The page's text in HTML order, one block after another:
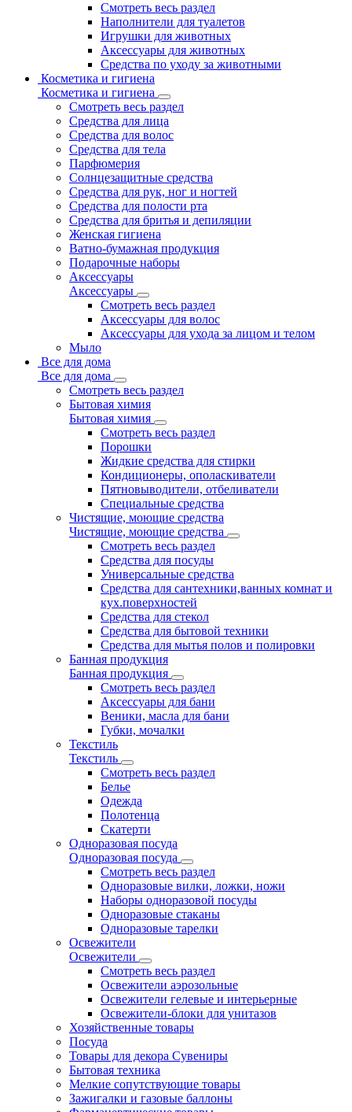
Смотреть весь раздел
Наполнители для туалетов
Игрушки для животных
Аксессуары для животных
Средства по уходу за животными
Косметика и гигиена
Косметика и гигиена
Смотреть весь раздел
Средства для лица
Средства для волос
Средства для тела
Парфюмерия
Солнцезащитные средства
Средства для рук, ног и ногтей
Средства для полости рта
Средства для бритья и депиляции
Женская гигиена
Ватно-бумажная продукция
Подарочные наборы
Аксессуары
Аксессуары
Смотреть весь раздел
Аксессуары для волос
Аксессуары для ухода за лицом и телом
Мыло
Все для дома
Все для дома
Смотреть весь раздел
Бытовая химия
Бытовая химия
Смотреть весь раздел
Порошки
Жидкие средства для стирки
Кондиционеры, ополаскиватели
Пятновыводители, отбеливатели
Специальные средства
Чистящие, моющие средства
Чистящие, моющие средства
Смотреть весь раздел
Средства для посуды
Универсальные средства
Средства для сантехники,ванных комнат и
кух.поверхностей
Средства для стекол
Средства для бытовой техники
Средства для мытья полов и полировки
Банная продукция
Банная продукция
Смотреть весь раздел
Аксессуары для бани
Веники, масла для бани
Губки, мочалки
Текстиль
Текстиль
Смотреть весь раздел
Белье
Одежда
Полотенца
Скатерти
Одноразовая посуда
Одноразовая посуда
Смотреть весь раздел
Одноразовые вилки, ложки, ножи
Наборы одноразовой посуды
Одноразовые стаканы
Одноразовые тарелки
Освежители
Освежители
Смотреть весь раздел
Освежители аэрозольные
Освежители гелевые и интерьерные
Освежители-блоки для унитазов
Хозяйственные товары
Посуда
Товары для декора Сувениры
Бытовая техника
Мелкие сопутствующие товары
Зажигалки и газовые баллоны